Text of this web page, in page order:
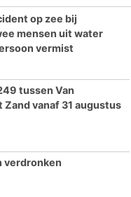
op zee bij
mensen uit water
vermist
tussen Van
Zand vanaf 31 augustus
verdronken